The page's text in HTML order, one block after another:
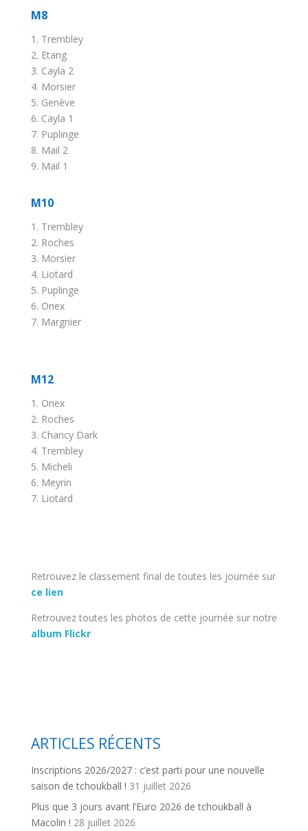
M8
1. Trembley
2. Etang
3. Cayla 2
4. Morsier
5. Genève
6. Cayla 1
7. Puplinge
8. Mail 2
9. Mail 1
M10
1. Trembley
2. Roches
3. Morsier
4. Liotard
5. Puplinge
6. Onex
7. Margnier
M12
1. Onex
2. Roches
3. Chancy Dark
4. Trembley
5. Micheli
6. Meyrin
7. Liotard
Retrouvez le classement final de toutes les journée sur
ce lien
Retrouvez toutes les photos de cette journée sur notre
album Flickr
ARTICLES RÉCENTS
Inscriptions 2026/2027 : c’est parti pour une nouvelle
saison de tchoukball ! 31 juillet 2026
Plus que 3 jours avant l’Euro 2026 de tchoukball à
Macolin ! 28 juillet 2026